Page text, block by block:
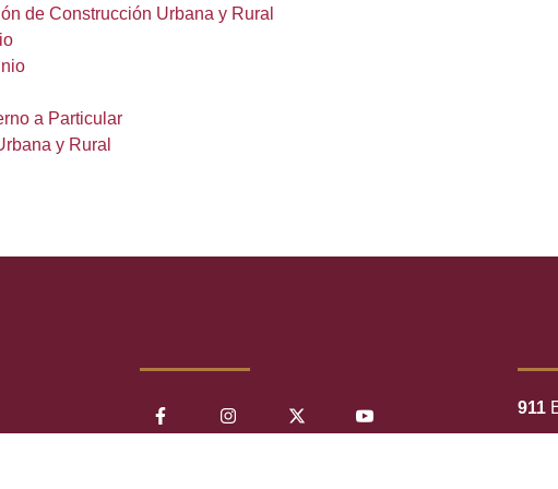
de Construcción Urbana y Rural
a Particular
y Rural
911